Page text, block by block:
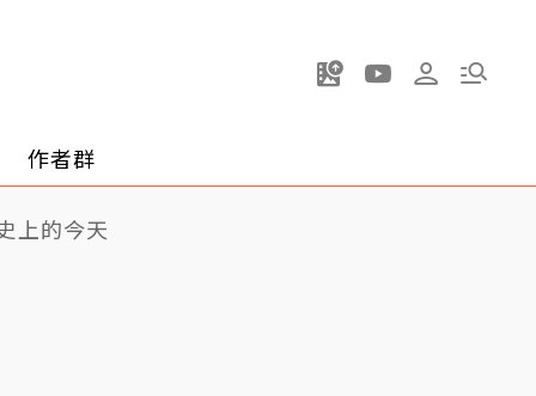
作者群
上的今天